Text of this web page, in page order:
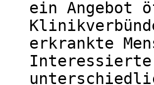
ein Angebot
erkrankte
Interessierte